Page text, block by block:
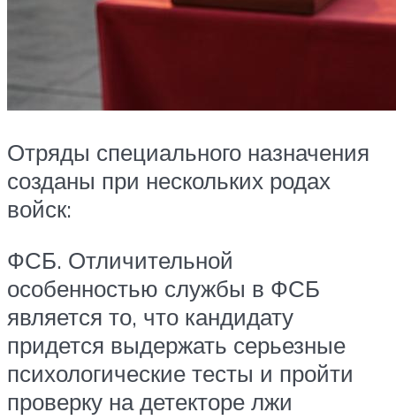
Отряды специального назначения
созданы при нескольких родах
войск:
ФСБ. Отличительной
особенностью службы в ФСБ
является то, что кандидату
придется выдержать серьезные
психологические тесты и пройти
проверку на детекторе лжи